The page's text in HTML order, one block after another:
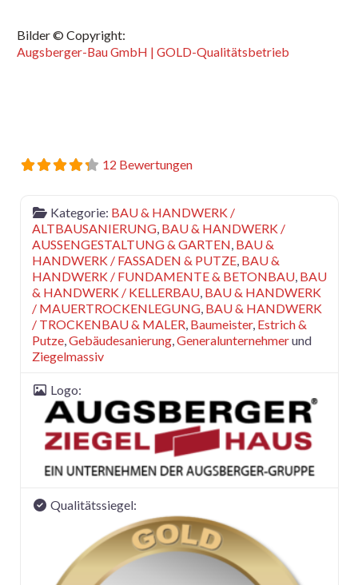
Bilder © Copyright:
Augsberger-Bau GmbH | GOLD-Qualitätsbetrieb
12 Bewertungen
Kategorie: BAU & HANDWERK /
ALTBAUSANIERUNG, BAU & HANDWERK /
AUSSENGESTALTUNG & GARTEN BAU &
HANDWERK / FASSADEN & PUTZE, BAU &
HANDWERK / FUNDAMENTE & BETONBAU, BAU
& HANDWERK / KELLERBAU, BAU & HANDWERK
/ MAUERTROCKENLEGUNG, BAU & HANDWERK
/ TROCKENBAU & MALER Baumeister, Estrich &
Putze, Gebäudesanierung, Generalunternehmerund
Ziegelmassiv
Logo:
Qualitätssiegel: